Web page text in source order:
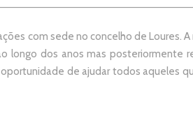
com sede no concelho de Loures.
dos anos mas posteriormente
de ajudar todos aqueles